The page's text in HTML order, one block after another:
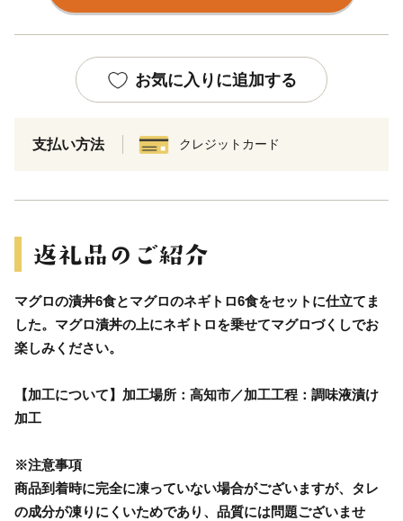
お気に入りに追加する
支払い方法 クレジットカード
マグロの漬丼6食とマグロのネギトロ6食をセットに仕立てま
した。マグロ漬丼の上にネギトロを乗せてマグロづくしでお
楽しみください。
【加工について】加工場所：高知市／加工工程：調味液漬け
加工
※注意事項
商品到着時に完全に凍っていない場合がございますが、タレ
の成分が凍りにくいためであり、品質には問題ございませ